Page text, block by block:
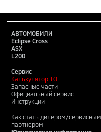
АВТОМОБИЛИ
Eclipse Cross
ASX
L200
Сервис
Калькулятор ТО
Запасные части
Официальный сервис
Инструкции
Как стать дилером/сервисным
партнером